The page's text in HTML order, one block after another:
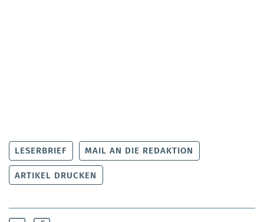
LESERBRIEF MAIL AN DIE REDAKTION
ARTIKEL DRUCKEN